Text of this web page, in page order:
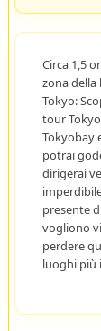
Circa 1,5
zona della
Tokyo:
tour
Tokyobay
potrai
dirigerai
presente
vogliono
perdere
luoghi più